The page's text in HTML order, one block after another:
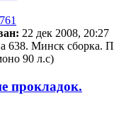
22 дек 2008, 20:27
638. Минск сборка.
90 л.с)
прокладок.